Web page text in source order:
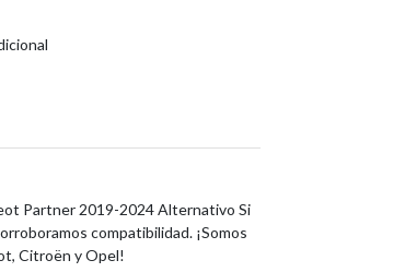
Partner 2019-2024 Alternativo Si
compatibilidad. ¡Somos
Citroën y Opel!